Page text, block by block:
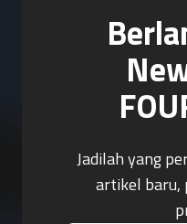
Jadilah yang
artikel baru,